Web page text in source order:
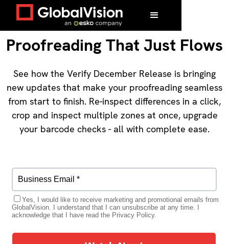
Proofreading That Just Flows
See how the Verify December Release is bringing
new updates that make your proofreading seamless
from start to finish. Re-inspect differences in a click,
crop and inspect multiple zones at once, upgrade
your barcode checks - all with complete ease.